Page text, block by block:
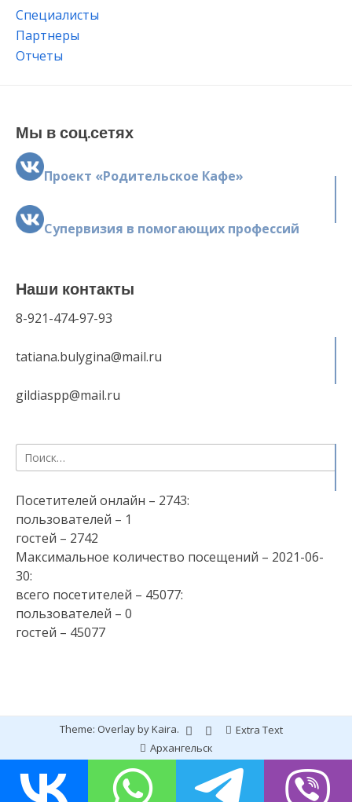
Специалисты
Партнеры
Отчеты
Мы в соц.сетях
Проект «Родительское Кафе»
Супервизия в помогающих профессий
Наши контакты
8-921-474-97-93
tatiana.bulygina@mail.ru
gildiaspp@mail.ru
Найти:
Посетителей онлайн – 2743:
пользователей – 1
гостей – 2742
Максимальное количество посещений – 2021-06-
30:
всего посетителей – 45077:
пользователей – 0
гостей – 45077
Theme: Overlay byKaira.
Extra Text
Архангельск